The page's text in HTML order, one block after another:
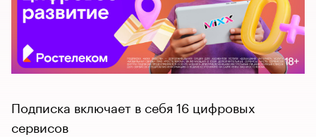
Подписка включает в себя 16 цифровых
сервисов